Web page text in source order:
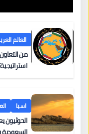
العالم
من
اسيا